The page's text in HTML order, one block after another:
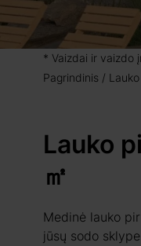
* Vaizdai ir vaizdo
Pagrindinis
Lauko
㎡
Medinė lauko
jūsų sodo